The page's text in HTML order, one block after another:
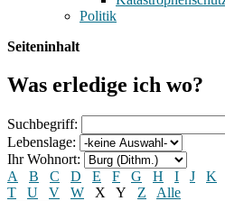
Politik
Seiteninhalt
Was erledige ich wo?
Suchbegriff:
Lebenslage:
Ihr Wohnort:
A
B C D E F G H I J K
T
U V W X Y Z Alle